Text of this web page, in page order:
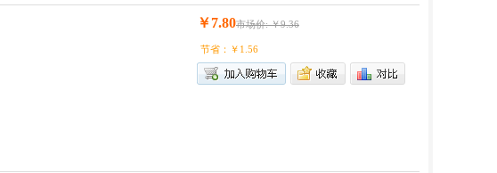
￥7.80市场价: ￥9.36
节省：￥1.56